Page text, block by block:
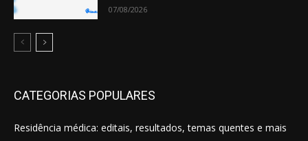
07/08/2026
CATEGORIAS POPULARES
Residência médica: editais, resultados, temas quentes e mais